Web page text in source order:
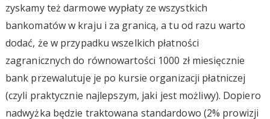
zyskamy też darmowe wypłaty ze wszystkich
bankomatów w kraju i za granicą, a tu od razu warto
dodać, że w przypadku wszelkich płatności
zagranicznych do równowartości 1000 zł miesięcznie
bank przewalutuje je po kursie organizacji płatniczej
(czyli praktycznie najlepszym, jaki jest możliwy). Dopiero
nadwyżka będzie traktowana standardowo (2% prowizji